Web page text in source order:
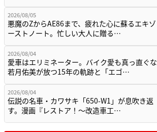
2026/08/05
悪魔のZからAE86まで、疲れた心に蘇るエキゾ
ーストノート。忙しい大人に贈る…
2026/08/04
愛車はエリミネーター。バイク愛も真っ直ぐな
若月佑美が放つ15年の軌跡と「エゴ…
2026/08/04
伝説の名車・カワサキ「650-W1」が息吹き返
す。漫画『レストア！～改造車工…